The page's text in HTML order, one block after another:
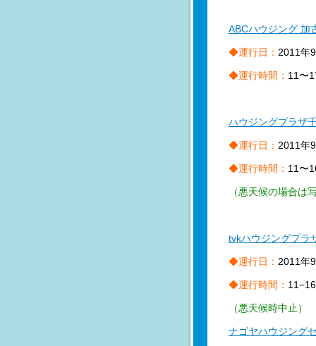
ABCハウジング 加
◆運行日： 2011年
◆運行時間： 11〜
ハウジングプラザ
◆運行日： 2011年
◆運行時間： 11〜
（悪天候の場合は
tvkハウジングプラ
◆運行日： 2011年
◆運行時間：
（悪天候時中止）
ナゴヤハウジング